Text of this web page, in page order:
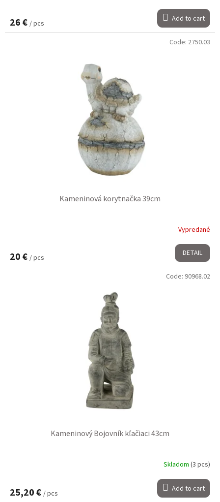
26 € / pcs Add to cart
Kameninová korytnačka 39cm
Vypredané
20 € / pcs DETAIL
Code: 2750.03
Kameninový Bojovník kľačiaci 43cm
Skladom (3 pcs)
25,20 € / pcs Add to cart
Code: 90968.02